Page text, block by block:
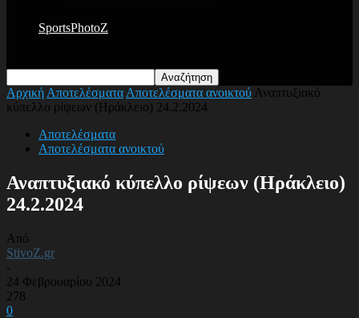
SportsPhotoZ
Αρχική Αποτελέσματα Αποτελέσματα ανοικτού Αναπτυξιακό
κύπελλο ρίψεων (Ηράκλειο) 24.2.2024
Αποτελέσματα
Αποτελέσματα ανοικτού
Αναπτυξιακό κύπελλο ρίψεων (Ηράκλειο)
24.2.2024
Από
StivoZ.gr
-
24 Φεβρουαρίου 2024
278
0